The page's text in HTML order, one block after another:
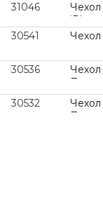
31046
30541
30536
30532
Чехол